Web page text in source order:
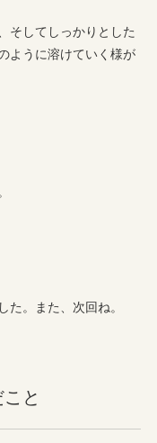
そしてしっかりとした
ように溶けていく様が
。また、次回ね。
と